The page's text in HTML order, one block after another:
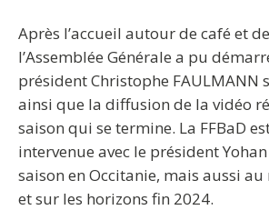
Après l’accueil autour de café et
l’Assemblée Générale a pu
président Christophe FAULMANN
ainsi que la diffusion de la vidéo
saison qui se termine. La FFBaD
intervenue avec le président Yohan
saison en Occitanie, mais aussi
et sur les horizons fin 2024.